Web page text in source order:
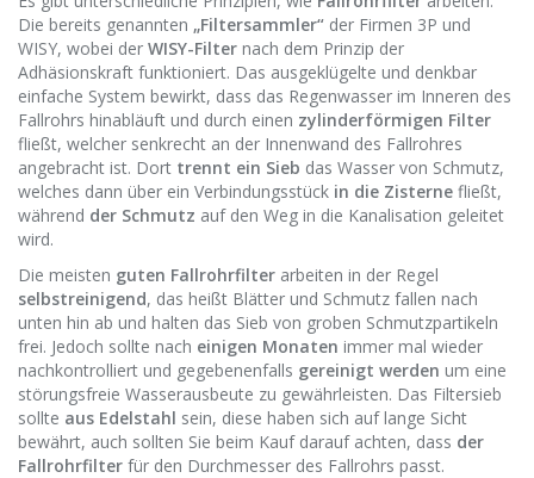
Die bereits genannten „Filtersammler“ der Firmen 3P und
WISY, wobei der WISY-Filter nach dem Prinzip der
Adhäsionskraft funktioniert. Das ausgeklügelte und denkbar
einfache System bewirkt, dass das Regenwasser im Inneren des
Fallrohrs hinabläuft und durch einen zylinderförmigen Filter
fließt, welcher senkrecht an der Innenwand des Fallrohres
angebracht ist. Dort trennt ein Sieb das Wasser von Schmutz,
welches dann über ein Verbindungsstück in die Zisterne fließt,
während der Schmutz auf den Weg in die Kanalisation geleitet
wird.
Die meisten guten Fallrohrfilter arbeiten in der Regel
selbstreinigend, das heißt Blätter und Schmutz fallen nach
unten hin ab und halten das Sieb von groben Schmutzpartikeln
frei. Jedoch sollte nach einigen Monaten immer mal wieder
nachkontrolliert und gegebenenfalls gereinigt werden um eine
störungsfreie Wasserausbeute zu gewährleisten. Das Filtersieb
sollte aus Edelstahl sein, diese haben sich auf lange Sicht
bewährt, auch sollten Sie beim Kauf darauf achten, dass der
Fallrohrfilter für den Durchmesser des Fallrohrs passt.